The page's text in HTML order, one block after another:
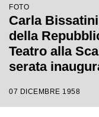
FOTO
Carla
della
Teatro alla
serata
Giacomo
07 DICEMBRE 1958